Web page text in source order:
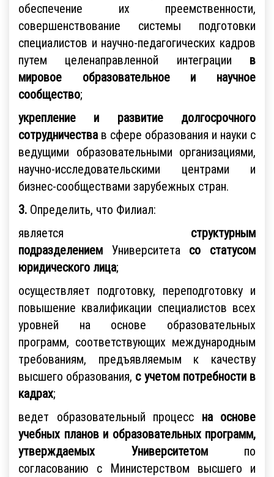
обеспечение их преемственности,
совершенствование системы подготовки
специалистов и научно-педагогических кадров
путем целенаправленной интеграции в
мировое образовательное и научное
сообщество;
укрепление
и развитие
долгосрочного
сотрудничествав сфере образования и науки с
ведущими образовательными организациями,
научно-исследовательскими центрами и
бизнес-сообществами зарубежных стран.
3. Определить, что Филиал:
является структурным
подразделением Университета со статусом
юридического лица;
осуществляет подготовку, переподготовку и
повышение квалификации специалистов всех
уровней на основе образовательных
программ, соответствующих международным
требованиям, предъявляемым к качеству
высшего образования, с учетом потребности в
кадрах;
ведет образовательный процесс на основе
учебных планов и образовательных программ,
утверждаемых Университетом по
согласованию с Министерством высшего и